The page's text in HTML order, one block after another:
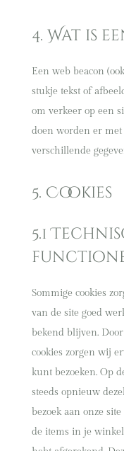
4. Wat is
Een web beacon
stukje tekst of
om verkeer op een
doen worden er
verschillende
5. Cookies
5.1
Sommige cookies
van de site goed
bekend blijven.
cookies zorgen wij
kunt bezoeken. Op
steeds opnieuw
bezoek aan onze
de items in je